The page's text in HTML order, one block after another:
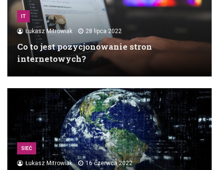
IT
Łukasz Mitrowiak 28 lipca 2022
Co to jest pozycjonowanie stron
internetowych?
SIEĆ
Łukasz Mitrowiak 16 czerwca 2022